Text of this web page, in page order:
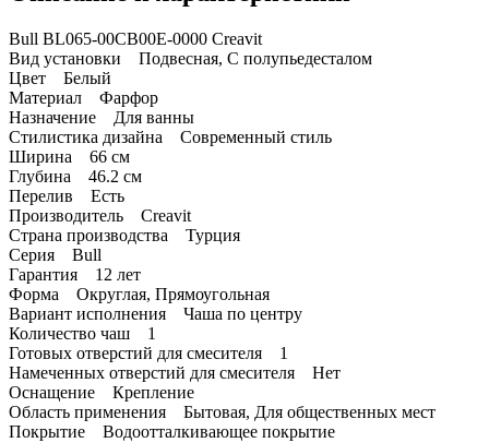
Bull BL065-00CB00E-0000 Creavit
Вид установки Подвесная, С полупьедесталом
Цвет Белый
Материал Фарфор
Назначение Для ванны
Стилистика дизайна Современный стиль
Ширина 66 см
Глубина 46.2 см
Перелив Есть
Производитель Creavit
Страна производства Турция
Серия Bull
Гарантия 12 лет
Форма Округлая, Прямоугольная
Вариант исполнения Чаша по центру
Количество чаш 1
Готовых отверстий для смесителя 1
Намеченных отверстий для смесителя Нет
Оснащение Крепление
Область применения Бытовая, Для общественных мест
Покрытие Водоотталкивающее покрытие